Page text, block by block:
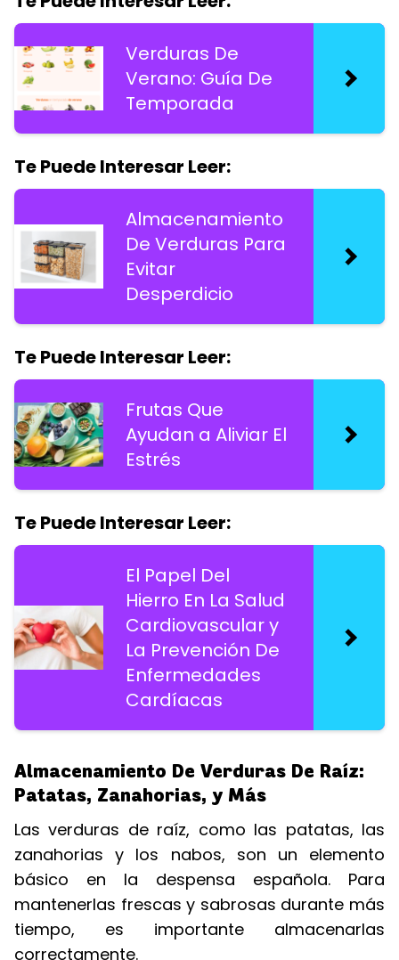
Verduras De
Verano: Guía De
Temporada
Te Puede Interesar Leer:
Almacenamiento
De Verduras Para
Evitar
Desperdicio
Te Puede Interesar Leer:
Frutas Que
Ayudan a Aliviar El
Estrés
Te Puede Interesar Leer:
El Papel Del
Hierro En La Salud
Cardiovascular y
La Prevención De
Enfermedades
Cardíacas
Almacenamiento De Verduras De Raíz:
Patatas, Zanahorias, y Más
Las verduras de raíz, como las patatas, las
zanahorias y los nabos, son un elemento
básico en la despensa española. Para
mantenerlas frescas y sabrosas durante más
tiempo, es importante almacenarlas
correctamente.